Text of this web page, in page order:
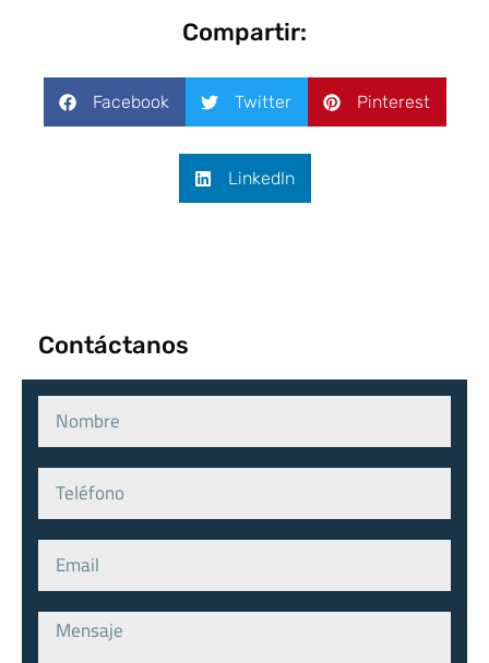
Compartir:
Facebook Twitter Pinterest
LinkedIn
Contáctanos